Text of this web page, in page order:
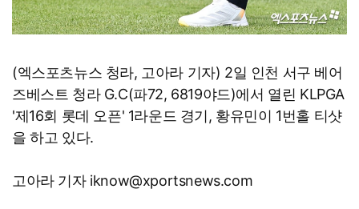
(엑스포츠뉴스 청라, 고아라 기자) 2일 인천 서구 베어
즈베스트 청라 G.C(파72, 6819야드)에서 열린 KLPGA
'제16회 롯데 오픈' 1라운드 경기, 황유민이 1번홀 티샷
을 하고 있다.
고아라 기자 iknow@xportsnews.com